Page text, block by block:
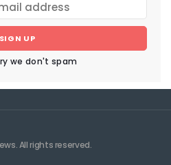
SIGN UP
we don't spam
All rights reserved.